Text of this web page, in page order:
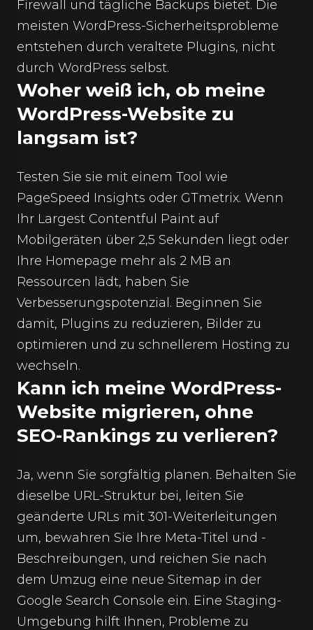
Firewall und tägliche Backups bietet. Die
meisten WordPress-Sicherheitsprobleme
entstehen durch veraltete Plugins, nicht
durch WordPress selbst.
Woher weiß ich, ob meine
WordPress-Website zu
langsam ist?
Testen Sie sie mit einem Tool wie
PageSpeed Insights oder GTmetrix. Wenn
Ihr Largest Contentful Paint auf
Mobilgeräten über 2,5 Sekunden liegt oder
Ihre Homepage mehr als 2 MB an
Ressourcen lädt, haben Sie
Verbesserungspotenzial. Beginnen Sie
damit, Plugins zu reduzieren, Bilder zu
optimieren und zu schnellerem Hosting zu
wechseln.
Kann ich meine WordPress-
Website migrieren, ohne
SEO-Rankings zu verlieren?
Ja, wenn Sie sorgfältig planen. Behalten Sie
dieselbe URL-Struktur bei, leiten Sie
geänderte URLs mit 301-Weiterleitungen
um, bewahren Sie Ihre Meta-Titel und -
Beschreibungen, und reichen Sie nach
dem Umzug eine neue Sitemap in der
Google Search Console ein. Eine Staging-
Umgebung hilft Ihnen, Probleme zu